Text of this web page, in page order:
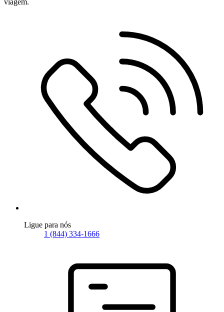
viagem.
Ligue para nós
1 (844) 334-1666